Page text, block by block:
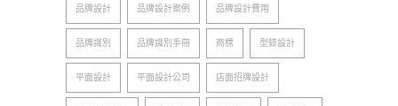
品牌設計 品牌設計案例 品牌設計費用
品牌識別 品牌識別手冊 商標 型錄設計
平面設計 平面設計公司 店面招牌設計